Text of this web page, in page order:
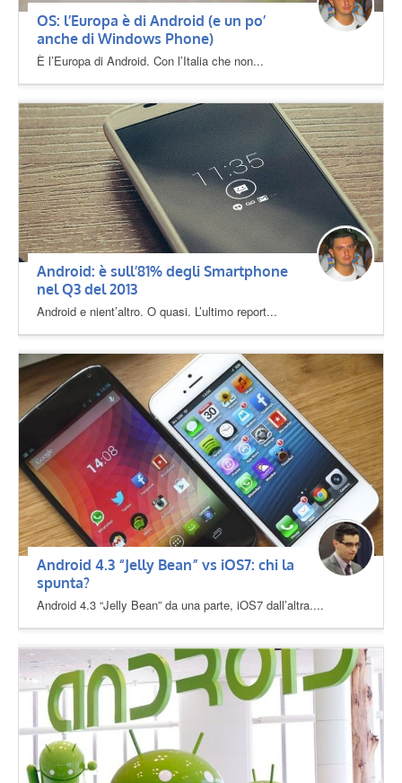
OS: l’Europa è di Android (e un po’
anche di Windows Phone)
È l’Europa di Android. Con l’Italia che non...
Android: è sull’81% degli Smartphone
nel Q3 del 2013
Android e nient’altro. O quasi. L’ultimo report...
Android 4.3 “Jelly Bean” vs iOS7: chi la
spunta?
Android 4.3 “Jelly Bean” da una parte, iOS7 dall’altra....